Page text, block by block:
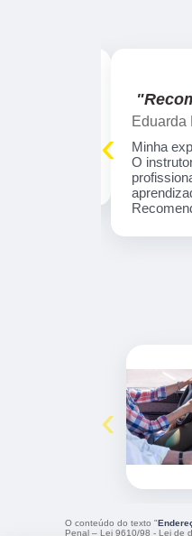
marcelo
Fui muito
por sinal
em
Parabéns
‹
‹
Lei 9610/98 - Lei de